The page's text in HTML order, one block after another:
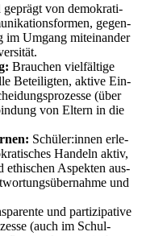
ge­prägt von de­mo­kra­ti­
ge­gen­
im Um­gang mit­ein­an­der
Brau­chen viel­fäl­ti­ge
Be­tei­lig­ten, ak­ti­ve Ein­
(über
von El­tern in die
Schü­ler:in­nen er­le­
Han­deln ak­tiv,
ethi­schen Aspek­ten aus­
und
und par­ti­zi­pa­ti­ve
(auch im Schul­